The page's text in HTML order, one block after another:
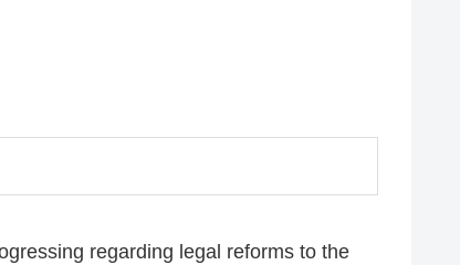
regarding legal reforms to the